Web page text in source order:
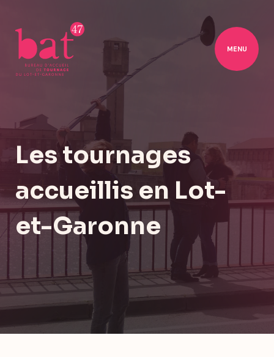
MENU
Les tournages
accueillis en Lot-
et-Garonne